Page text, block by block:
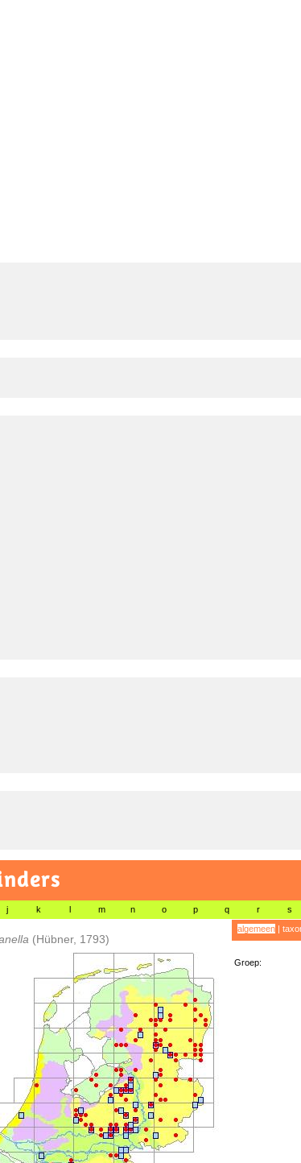
j k l m n o p q r s
(Hübner, 1793)
algemeen|
Groep: